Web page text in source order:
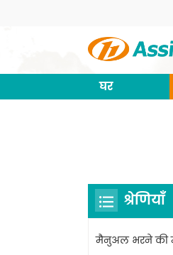
घर
श्रेणियाँ
मैनुअल भरने की